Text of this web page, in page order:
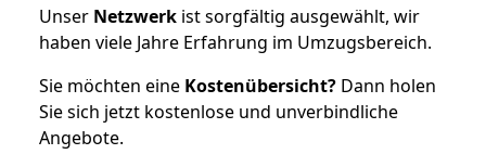
Unser Netzwerk ist sorgfältig ausgewählt, wir
haben viele Jahre Erfahrung im Umzugsbereich.
Sie möchten eine Kostenübersicht? Dann holen
Sie sich jetzt kostenlose und unverbindliche
Angebote.